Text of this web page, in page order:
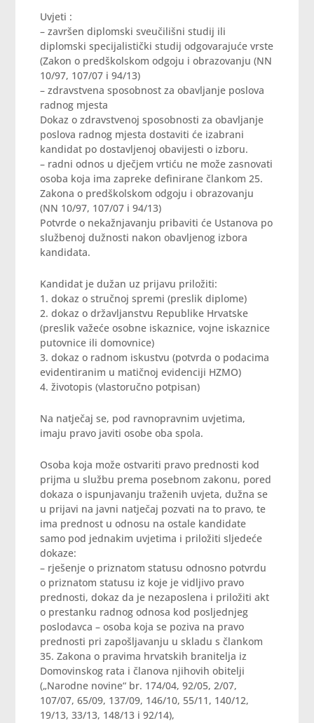
Uvjeti :
– završen diplomski sveučilišni studij ili
diplomski specijalistički studij odgovarajuće vrste
(Zakon o predškolskom odgoju i obrazovanju (NN
10/97, 107/07 i 94/13)
– zdravstvena sposobnost za obavljanje poslova
radnog mjesta
Dokaz o zdravstvenoj sposobnosti za obavljanje
poslova radnog mjesta dostaviti će izabrani
kandidat po dostavljenoj obavijesti o izboru.
– radni odnos u dječjem vrtiću ne može zasnovati
osoba koja ima zapreke definirane člankom 25.
Zakona o predškolskom odgoju i obrazovanju
(NN 10/97, 107/07 i 94/13)
Potvrde o nekažnjavanju pribaviti će Ustanova po
službenoj dužnosti nakon obavljenog izbora
kandidata.
Kandidat je dužan uz prijavu priložiti:
1. dokaz o stručnoj spremi (preslik diplome)
2. dokaz o državljanstvu Republike Hrvatske
(preslik važeće osobne iskaznice, vojne iskaznice
putovnice ili domovnice)
3. dokaz o radnom iskustvu (potvrda o podacima
evidentiranim u matičnoj evidenciji HZMO)
4. životopis (vlastoručno potpisan)
Na natječaj se, pod ravnopravnim uvjetima,
imaju pravo javiti osobe oba spola.
Osoba koja može ostvariti pravo prednosti kod
prijma u službu prema posebnom zakonu, pored
dokaza o ispunjavanju traženih uvjeta, dužna se
u prijavi na javni natječaj pozvati na to pravo, te
ima prednost u odnosu na ostale kandidate
samo pod jednakim uvjetima i priložiti sljedeće
dokaze:
– rješenje o priznatom statusu odnosno potvrdu
o priznatom statusu iz koje je vidljivo pravo
prednosti, dokaz da je nezaposlena i priložiti akt
o prestanku radnog odnosa kod posljednjeg
poslodavca – osoba koja se poziva na pravo
prednosti pri zapošljavanju u skladu s člankom
35. Zakona o pravima hrvatskih branitelja iz
Domovinskog rata i članova njihovih obitelji
(„Narodne novine“ br. 174/04, 92/05, 2/07,
107/07, 65/09, 137/09, 146/10, 55/11, 140/12,
19/13, 33/13, 148/13 i 92/14),